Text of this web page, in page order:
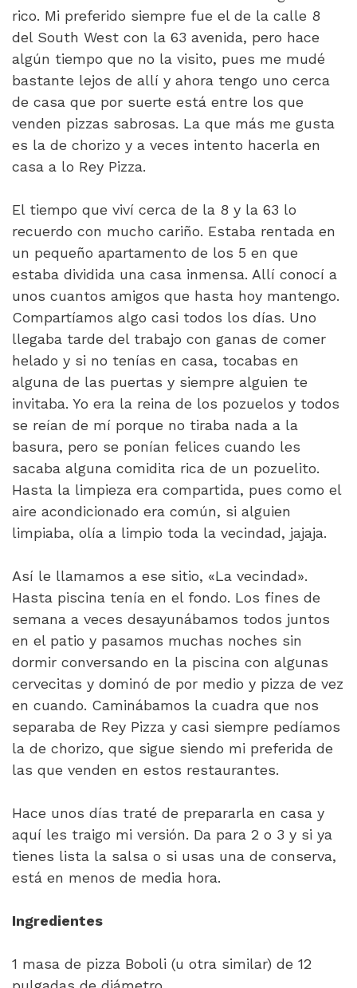
rico. Mi preferido siempre fue el de la calle 8
del South West con la 63 avenida, pero hace
algún tiempo que no la visito, pues me mudé
bastante lejos de allí y ahora tengo uno cerca
de casa que por suerte está entre los que
venden pizzas sabrosas. La que más me gusta
es la de chorizo y a veces intento hacerla en
casa a lo Rey Pizza.
El tiempo que viví cerca de la 8 y la 63 lo
recuerdo con mucho cariño. Estaba rentada en
un pequeño apartamento de los 5 en que
estaba dividida una casa inmensa. Allí conocí a
unos cuantos amigos que hasta hoy mantengo.
Compartíamos algo casi todos los días. Uno
llegaba tarde del trabajo con ganas de comer
helado y si no tenías en casa, tocabas en
alguna de las puertas y siempre alguien te
invitaba. Yo era la reina de los pozuelos y todos
se reían de mí porque no tiraba nada a la
basura, pero se ponían felices cuando les
sacaba alguna comidita rica de un pozuelito.
Hasta la limpieza era compartida, pues como el
aire acondicionado era común, si alguien
limpiaba, olía a limpio toda la vecindad, jajaja.
Así le llamamos a ese sitio, «La vecindad».
Hasta piscina tenía en el fondo. Los fines de
semana a veces desayunábamos todos juntos
en el patio y pasamos muchas noches sin
dormir conversando en la piscina con algunas
cervecitas y dominó de por medio y pizza de vez
en cuando. Caminábamos la cuadra que nos
separaba de Rey Pizza y casi siempre pedíamos
la de chorizo, que sigue siendo mi preferida de
las que venden en estos restaurantes.
Hace unos días traté de prepararla en casa y
aquí les traigo mi versión. Da para 2 o 3 y si ya
tienes lista la salsa o si usas una de conserva,
está en menos de media hora.
Ingredientes
1 masa de pizza Boboli (u otra similar) de 12